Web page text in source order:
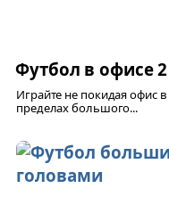
Футбол в офисе 2
Играйте не покидая офис в
пределах большого...